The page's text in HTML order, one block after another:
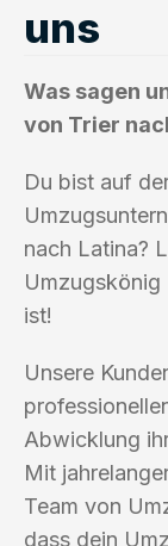
uns
Was sagen
von Trier
Du bist auf
nach Latina?
ist!
Unsere
Abwicklung
Mit
Team von
dass dein